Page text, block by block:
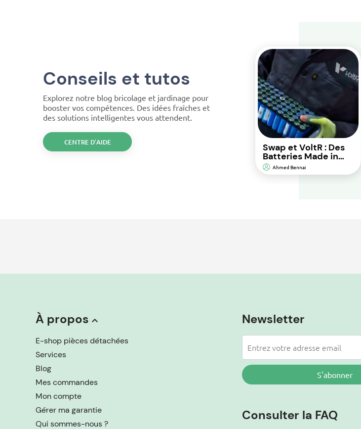
Conseils et tutos
Explorez notre blog bricolage et jardinage pour
booster vos compétences. Des idées fraîches et
des solutions intelligentes vous attendent.
CENTRE D’AIDE Swap et VoltR : Des
Batteries Made in
France pour une
Performance
Ahmed Bennai
À propos keyboard_arrow_up
E-shop pièces détachées
Services
Blog
Mes commandes
Mon compte
Gérer ma garantie
Qui sommes-nous ?
Newsletter
S'abonner
Consulter la FAQ